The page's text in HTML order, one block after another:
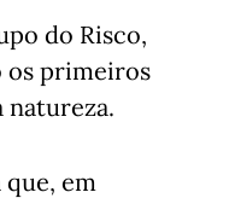
do Risco,
os primeiros
natureza.
em